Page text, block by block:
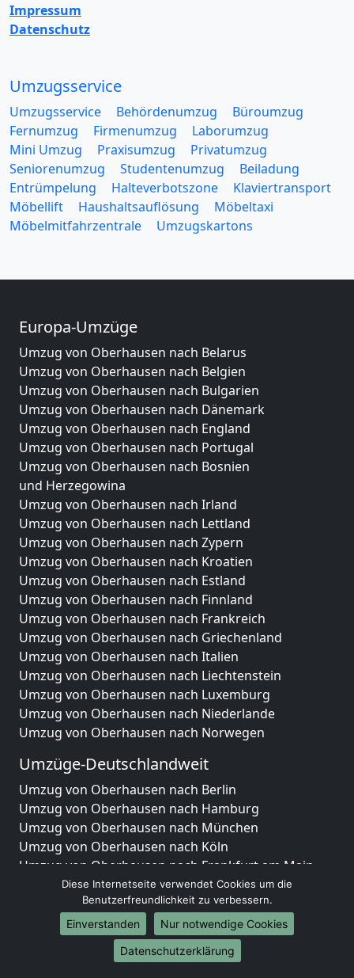
Impressum
Datenschutz
Umzugsservice
Umzugsservice Behördenumzug
Büroumzug
Fernumzug
Firmenumzug
Laborumzug
Mini Umzug
Praxisumzug
Privatumzug
Seniorenumzug
Studentenumzug
Beiladung
Entrümpelung
Halteverbotszone
Klaviertransport
Möbellift
Haushaltsauflösung
Möbeltaxi
Möbelmitfahrzentrale
Umzugskartons
Europa-Umzüge
Umzug von Oberhausen nach Belarus
Umzug von Oberhausen nach Belgien
Umzug von Oberhausen nach Bulgarien
Umzug von Oberhausen nach Dänemark
Umzug von Oberhausen nach England
Umzug von Oberhausen nach Portugal
Umzug von Oberhausen nach Bosnien
und Herzegowina
Umzug von Oberhausen nach Irland
Umzug von Oberhausen nach Lettland
Umzug von Oberhausen nach Zypern
Umzug von Oberhausen nach Kroatien
Umzug von Oberhausen nach Estland
Umzug von Oberhausen nach Finnland
Umzug von Oberhausen nach Frankreich
Umzug von Oberhausen nach Griechenland
Umzug von Oberhausen nach Italien
Umzug von Oberhausen nach Liechtenstein
Umzug von Oberhausen nach Luxemburg
Umzug von Oberhausen nach Niederlande
Umzug von Oberhausen nach Norwegen
Umzüge-Deutschlandweit
Umzug von Oberhausen nach Berlin
Umzug von Oberhausen nach Hamburg
Umzug von Oberhausen nach München
Umzug von Oberhausen nach Köln
Umzug von Oberhausen nach Frankfurt am Main
Umzug von Oberhausen nach Stuttgart
Umzug von Oberhausen nach Düsseldorf
Umzug von Oberhausen nach Leipzig
Umzug von Oberhausen nach Dortmund
Umzug von Oberhausen nach Essen
Diese Internetseite verwendet Cookies um die
Benutzerfreundlichkeit zu verbessern.
Einverstanden
Nur notwendige Cookies
Datenschutzerklärung